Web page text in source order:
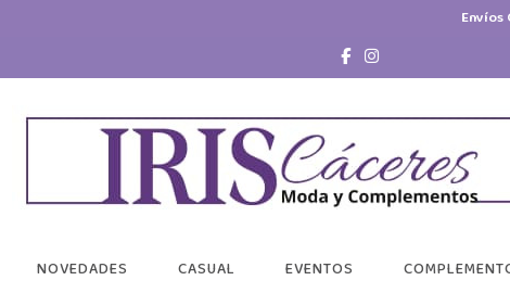
Envíos
NOVEDADES CASUAL EVENTOS